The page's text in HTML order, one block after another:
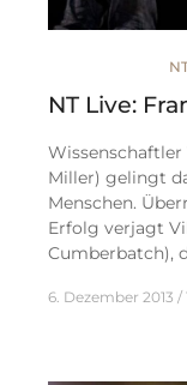
NT Live:
Miller) gelingt
Menschen.
Erfolg verjagt
Cumberbatch),
6. Dezember 2013